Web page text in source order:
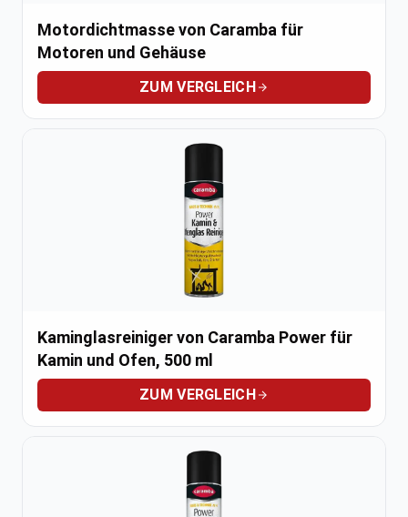
Motordichtmasse von Caramba für
Motoren und Gehäuse
ZUM VERGLEICH
Kaminglasreiniger von Caramba Power für
Kamin und Ofen, 500 ml
ZUM VERGLEICH